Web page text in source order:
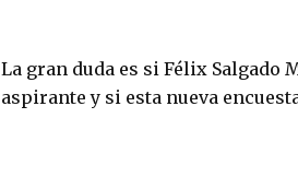
La gran duda es si Félix
aspirante y si esta nueva